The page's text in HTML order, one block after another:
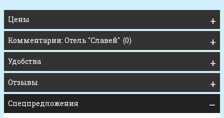
Цены
Комментарии: Отель "Славей" (0)
Удобства
Отзывы
Спецпредложения